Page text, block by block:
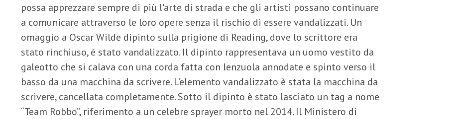
possa apprezzare sempre di più l'arte di strada e che gli artisti possano continuare
a comunicare attraverso le loro opere senza il rischio di essere vandalizzati. Un
omaggio a Oscar Wilde dipinto sulla prigione di Reading, dove lo scrittore era
stato rinchiuso, è stato vandalizzato. Il dipinto rappresentava un uomo vestito da
galeotto che si calava con una corda fatta con lenzuola annodate e spinto verso il
basso da una macchina da scrivere. L’elemento vandalizzato è stata la macchina da
scrivere, cancellata completamente. Sotto il dipinto è stato lasciato un tag a nome
“Team Robbo”, riferimento a un celebre sprayer morto nel 2014. Il Ministero di